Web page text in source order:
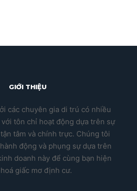
GIỚI THIỆU
các chuyên gia di trú có nhiều
tôn chỉ hoạt động dựa trên sự
tâm và chính trực. Chúng tôi
động và phụng sự dựa trên
doanh này để cùng bạn hiện
giấc mơ định cư.